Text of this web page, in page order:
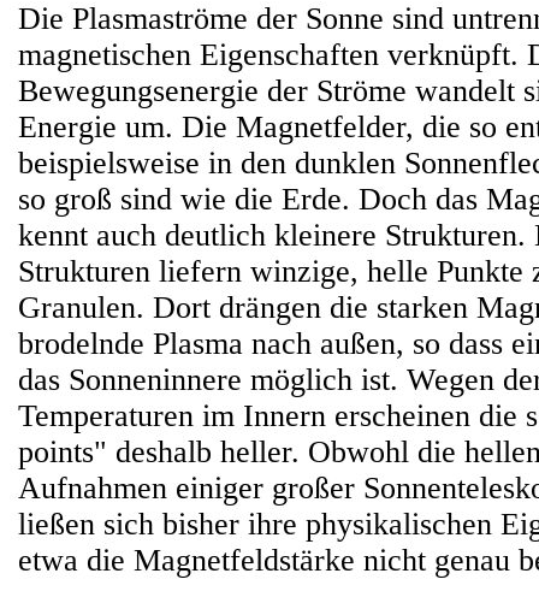
Die Plasmaströme der Sonne sind
magnetischen Eigenschaften verknüpft.
Bewegungsenergie der Ströme wandelt
Energie um. Die Magnetfelder, die so
beispielsweise in den dunklen
so groß sind wie die Erde. Doch das
kennt auch deutlich kleinere Strukturen.
Strukturen liefern winzige, helle Punkte
Granulen. Dort drängen die starken
brodelnde Plasma nach außen, so dass
das Sonneninnere möglich ist. Wegen
Temperaturen im Innern erscheinen die
points" deshalb heller. Obwohl die
Aufnahmen einiger großer
ließen sich bisher ihre physikalischen
etwa die Magnetfeldstärke nicht genau